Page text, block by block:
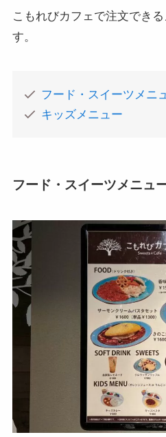
こもれびカフェで注文でき
す。
フード・スイーツメニ
キッズメニュー
フード・スイーツメニュ